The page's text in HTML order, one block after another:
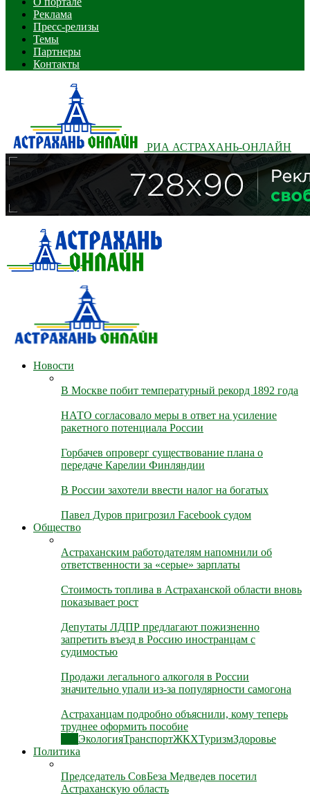
Реклама
Пресс-релизы
Темы
Партнеры
Контакты
РИА АСТРАХАНЬ-ОНЛАЙН
Новости
В Москве побит температурный рекорд 1892 года
НАТО согласовало меры в ответ на усиление
ракетного потенциала России
Горбачев опроверг существование плана о
передаче Карелии Финляндии
В России захотели ввести налог на богатых
Павел Дуров пригрозил Facebook судом
Общество
Астраханским работодателям напомнили об
ответственности за «серые» зарплаты
Стоимость топлива в Астраханской области вновь
показывает рост
Депутаты ЛДПР предлагают пожизненно
запретить въезд в Россию иностранцам с
судимостью
Продажи легального алкоголя в России
значительно упали из-за популярности самогона
Астраханцам подробно объяснили, кому теперь
труднее оформить пособие
ЭкологияТранспортЖКХТуризмЗдоровье
Политика
Председатель СовБеза Медведев посетил
Астраханскую область